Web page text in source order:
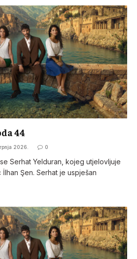
44
2026. 0
Serhat Yelduran, kojeg utjelovljuje
Şen. Serhat je uspješan